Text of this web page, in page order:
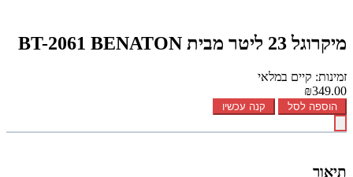
מיקרוגל 23 ליטר מבית BT-2061 BENATON
זמינות: קיים במלאי
₪349.00
הוספה לסל קנה עכשיו
תיאור